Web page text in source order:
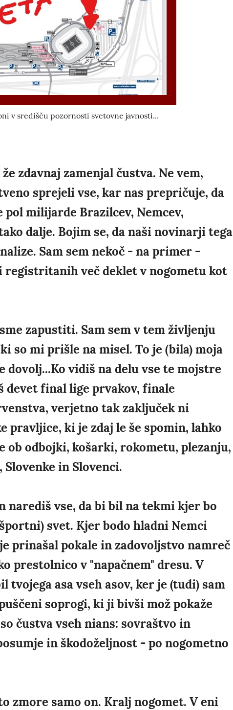
v središču pozornosti svetovne javnosti...
zdavnaj zamenjal čustva. Ne vem,
sprejeli vse, kar nas prepričuje, da
milijarde Brazilcev, Nemcev,
dalje. Bojim se, da naši novinarji tega
Sam sem nekoč - na primer -
registritanih več deklet v nogometu kot
zapustiti. Sam sem v tem življenju
so mi prišle na misel. To je (bila) moja
dovolj...Ko vidiš na delu vse te mojstre
devet final lige prvakov, finale
verjetno tak zaključek ni
pravljice, ki je zdaj le še spomin, lahko
ob odbojki, košarki, rokometu, plezanju,
in Slovenci.
narediš vse, da bi bil na tekmi kjer bo
svet. Kjer bodo hladni Nemci
prinašal pokale in zadovoljstvo namreč
prestolnico v "napačnem" dresu. V
asa vseh asov, ker je (tudi) sam
soprogi, ki ji bivši mož pokaže
čustva vseh nians: sovraštvo in
in škodoželjnost - po nogometno
zmore samo on. Kralj nogomet. V eni